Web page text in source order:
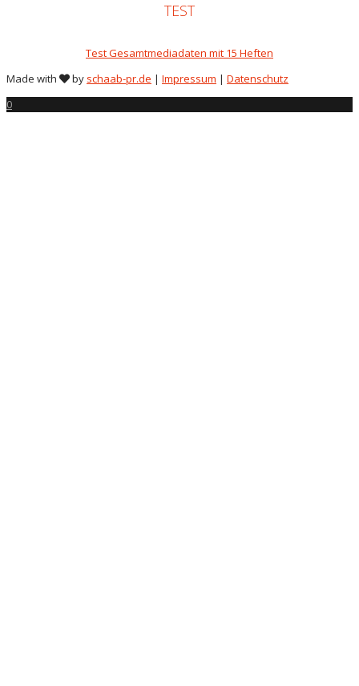
TEST
Test Gesamtmediadaten mit 15 Heften
Made with
by schaab-pr.de | Impressum | Datenschutz
0